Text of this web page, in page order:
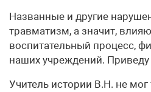
Названные и другие
травматизм, а значит,
воспитательный процесс,
наших учреждений.
Учитель истории В.Н. не мог